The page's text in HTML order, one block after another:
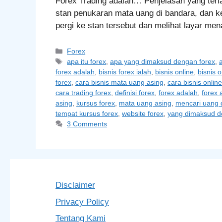
stan penukaran mata uang di bandara, dan
pergi ke stan tersebut dan melihat layar
Categories
Forex
Tags
apa itu forex,apa yang dimaksud dengan forex,
forex adalah, bisnis forex ialah, bisnis online, bisnis
forex, cara bisnis mata uang asing, cara bisnis online
cara trading forex, definisi forex, forex adalah, forex
asing, kursus forex, mata uang asing, mencari uang
tempat kursus forex, website forex, yang dimaksud
3 Comments
Disclaimer
Privacy Policy
Tentang Kami